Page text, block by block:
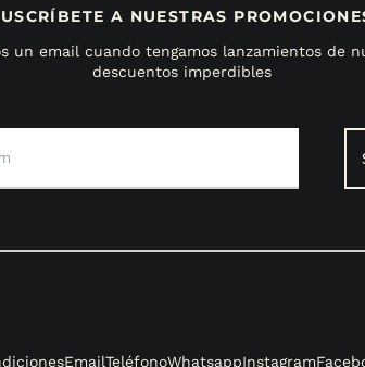
A NUESTRAS
un email cuando tengamos lanzamientos de
descuentos imperdibles
EmailTeléfonoWhatsappInstagram